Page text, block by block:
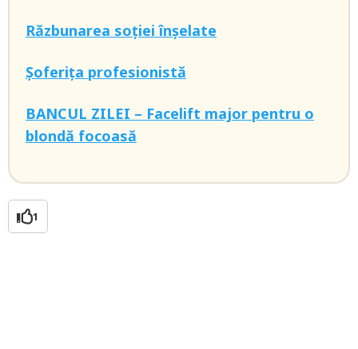
Răzbunarea soției înșelate
Șoferița profesionistă
BANCUL ZILEI – Facelift major pentru o
blondă focoasă
1